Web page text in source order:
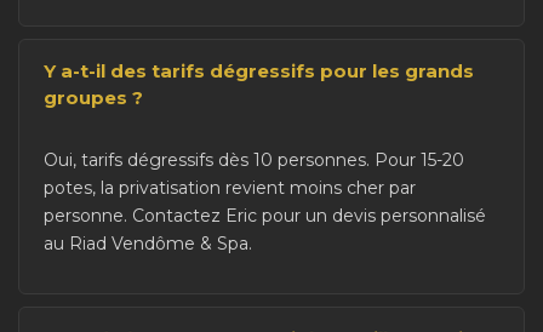
Y a-t-il des tarifs dégressifs pour les grands
groupes ?
Oui, tarifs dégressifs dès 10 personnes. Pour 15-20
potes, la privatisation revient moins cher par
personne. Contactez Eric pour un devis personnalisé
au Riad Vendôme & Spa.